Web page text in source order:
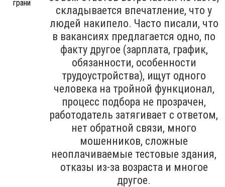
складывается впечатление, что у
людей накипело. Часто писали, что
в вакансиях предлагается одно, по
факту другое (зарплата, график,
обязанности, особенности
трудоустройства), ищут одного
человека на тройной функционал,
процесс подбора не прозрачен,
работодатель затягивает с ответом,
нет обратной связи, много
мошенников, сложные
неоплачиваемые тестовые здания,
отказы из-за возраста и многое
другое.